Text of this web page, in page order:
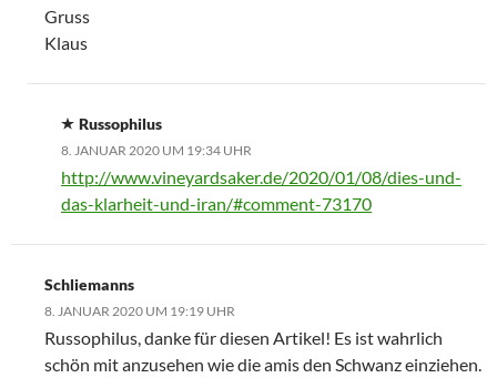
Gruss
Klaus
Russophilus
8. JANUAR 2020 UM 19:34 UHR
http://www.vineyardsaker.de/2020/01/08/dies-und-
das-klarheit-und-iran/#comment-73170
Schliemanns
8. JANUAR 2020 UM 19:19 UHR
Russophilus, danke für diesen Artikel! Es ist wahrlich
schön mit anzusehen wie die amis den Schwanz einziehen.